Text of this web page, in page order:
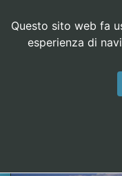
EasyCookieInfo
Questo sito web fa
esperienza di